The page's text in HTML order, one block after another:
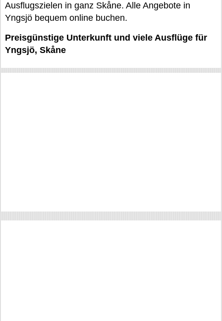
Ausflugszielen in ganz Skåne. Alle Angebote in
Yngsjö bequem online buchen.
Preisgünstige Unterkunft und viele Ausflüge für
Yngsjö, Skåne